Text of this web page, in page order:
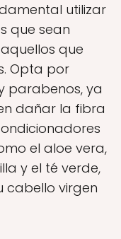
utilizar
que sean
que
Opta por
parabenos, ya
dañar la fibra
el aloe vera,
y el té verde,
cabello virgen